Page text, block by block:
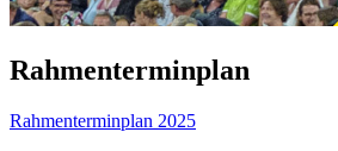
Rahmenterminplan
Rahmenterminplan 2025